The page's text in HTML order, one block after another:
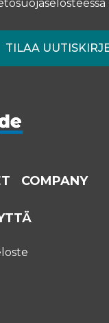
COMPANY